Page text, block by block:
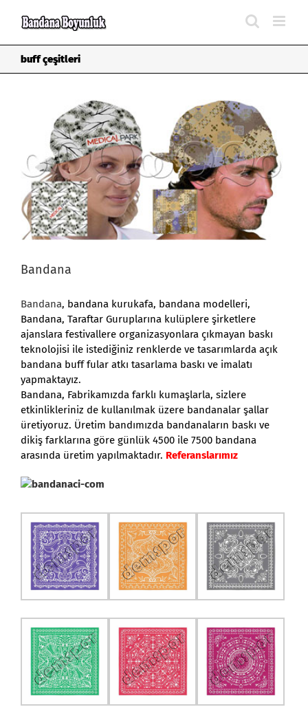
buff çeşitleri
Bandana
Bandana, bandana kurukafa, bandana modelleri,
Bandana, Taraftar Guruplarına kulüplere şirketlere
ajanslara festivallere organizasyonlara çıkmayan baskı
teknolojisi ile istediğiniz renklerde ve tasarımlarda açık
bandana buff fular atkı tasarlama baskı ve imalatı
yapmaktayız.
Bandana, Fabrikamızda farklı kumaşlarla, sizlere
etkinlikleriniz de kullanılmak üzere bandanalar şallar
üretiyoruz. Üretim bandımızda bandanaların baskı ve
dikiş farklarına göre günlük 4500 ile 7500 bandana
arasında üretim yapılmaktadır. Referanslarımız